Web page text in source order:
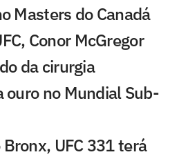
Masters do Canadá
Conor McGregor
da cirurgia
ouro no Mundial Sub-
UFC 331 terá